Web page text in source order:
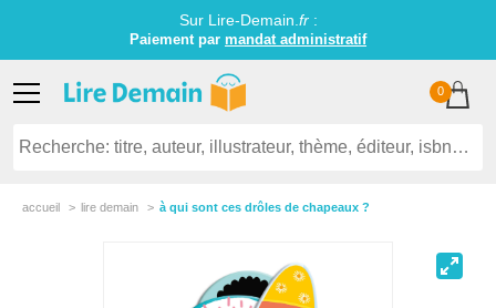
Sur Lire-Demain. fr:
Paiement par mandat administratif
0
accueil lire demain à qui sont ces drôles de chapeaux ?